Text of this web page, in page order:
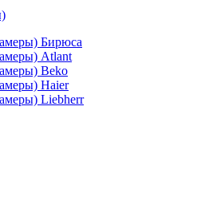
Бирюса
Atlant
Beko
Haier
Liebherr